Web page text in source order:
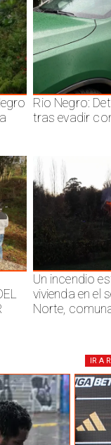
Rio Negro:
tras evadir
Un incendio
vivienda en el
Norte,
IR A